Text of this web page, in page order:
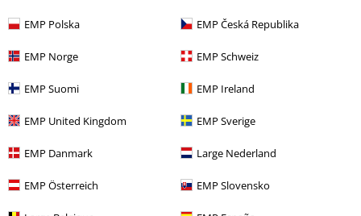
EMP Polska EMP Česká Republika
EMP Norge EMP Schweiz
EMP Suomi EMP Ireland
EMP United Kingdom EMP Sverige
EMP Danmark Large Nederland
EMP Österreich EMP Slovensko
16,99 €
Camiseta
Avenged Sevenfold merch oficial de la banda
Avenged Sevenfold Merch: ¡Encuentra todo lo que necesitas para
mostrar tu pasión!